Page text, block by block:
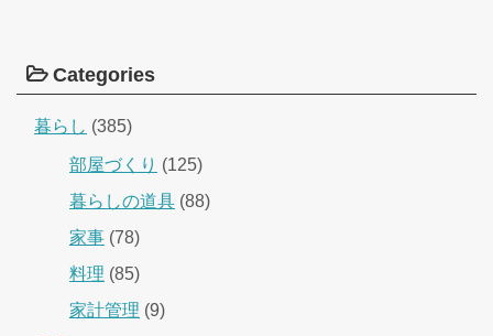
Categories
暮らし (385)
部屋づくり (125)
暮らしの道具 (88)
家事 (78)
料理 (85)
家計管理 (9)